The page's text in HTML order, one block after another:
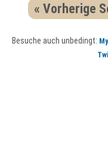
« Vorherige
Besuche auch unbedingt: